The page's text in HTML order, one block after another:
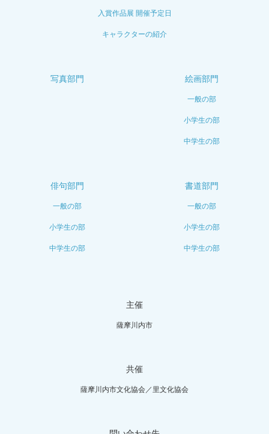
入賞作品展 開催予定日
キャラクターの紹介
写真部門 絵画部門
一般の部
小学生の部
中学生の部
俳句部門
一般の部
小学生の部
中学生の部
書道部門
一般の部
小学生の部
中学生の部
主催
薩摩川内市
共催
薩摩川内市文化協会／里文化協会